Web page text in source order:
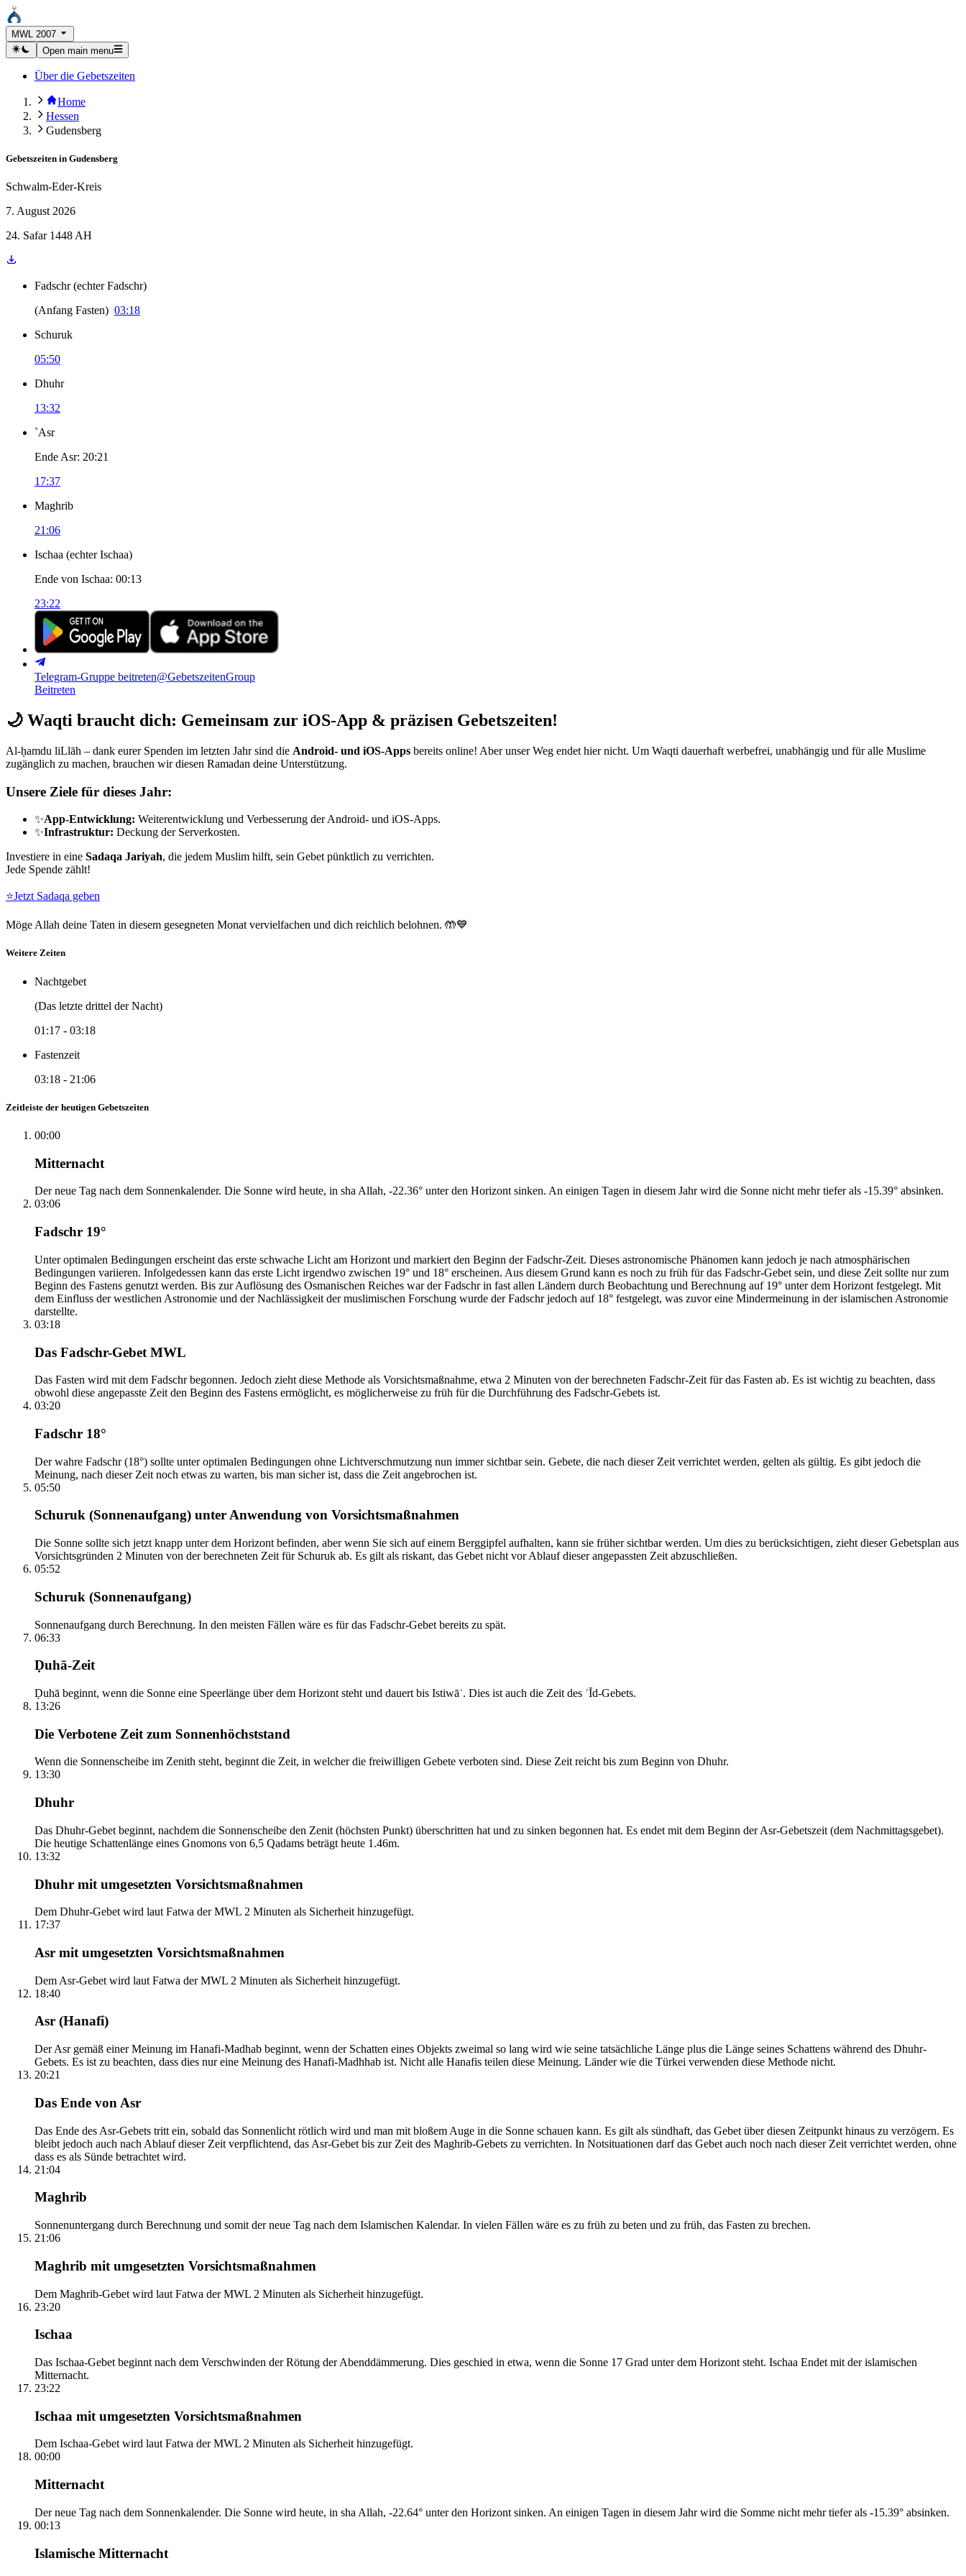
MWL 2007
Open main menu
Über die Gebetszeiten
Home
Hessen
Gudensberg
Gebetszeiten in Gudensberg
Schwalm-Eder-Kreis
7. August 2026
24. Safar 1448 AH
Fadschr (echter Fadschr)
(Anfang Fasten) 03:18
Schuruk
05:50
Dhuhr
13:32
`Asr
Ende Asr: 20:21
17:37
Maghrib
21:06
Ischaa (echter Ischaa)
Ende von Ischaa: 00:13
23:22
Telegram-Gruppe beitreten@GebetszeitenGroup
Beitreten
🌙 Waqti braucht dich: Gemeinsam zur iOS-App & präzisen Gebetszeiten!
Al-ḥamdu liLlāh – dank eurer Spenden im letzten Jahr sind die Android- und iOS-Apps bereits online! Aber unser Weg endet hier nicht. Um Waqti dauerhaft werbefrei, unabhängig und für alle Muslime
zugänglich zu machen, brauchen wir diesen Ramadan deine Unterstützung.
Unsere Ziele für dieses Jahr:
✨App-Entwicklung: Weiterentwicklung und Verbesserung der Android- und iOS-Apps.
✨Infrastruktur: Deckung der Serverkosten.
Investiere in eine Sadaqa Jariyah, die jedem Muslim hilft, sein Gebet pünktlich zu verrichten.
Jede Spende zählt!
⭐Jetzt Sadaqa geben
Möge Allah deine Taten in diesem gesegneten Monat vervielfachen und dich reichlich belohnen. 🤲💙
Weitere Zeiten
Nachtgebet
(Das letzte drittel der Nacht)
01:17 - 03:18
Fastenzeit
03:18 - 21:06
Zeitleiste der heutigen Gebetszeiten
00:00
Mitternacht
Der neue Tag nach dem Sonnenkalender. Die Sonne wird heute, in sha Allah, -22.36° unter den Horizont sinken. An einigen Tagen in diesem Jahr wird die Sonne nicht mehr tiefer als -15.39° absinken.
03:06
Fadschr 19°
Unter optimalen Bedingungen erscheint das erste schwache Licht am Horizont und markiert den Beginn der Fadschr-Zeit. Dieses astronomische Phänomen kann jedoch je nach atmosphärischen
Bedingungen variieren. Infolgedessen kann das erste Licht irgendwo zwischen 19° und 18° erscheinen. Aus diesem Grund kann es noch zu früh für das Fadschr-Gebet sein, und diese Zeit sollte nur zum
Beginn des Fastens genutzt werden. Bis zur Auflösung des Osmanischen Reiches war der Fadschr in fast allen Ländern durch Beobachtung und Berechnung auf 19° unter dem Horizont festgelegt. Mit
dem Einfluss der westlichen Astronomie und der Nachlässigkeit der muslimischen Forschung wurde der Fadschr jedoch auf 18° festgelegt, was zuvor eine Mindermeinung in der islamischen Astronomie
darstellte.
03:18
Das Fadschr-Gebet MWL
Das Fasten wird mit dem Fadschr begonnen. Jedoch zieht diese Methode als Vorsichtsmaßnahme, etwa 2 Minuten von der berechneten Fadschr-Zeit für das Fasten ab. Es ist wichtig zu beachten, dass
obwohl diese angepasste Zeit den Beginn des Fastens ermöglicht, es möglicherweise zu früh für die Durchführung des Fadschr-Gebets ist.
03:20
Fadschr 18°
Der wahre Fadschr (18°) sollte unter optimalen Bedingungen ohne Lichtverschmutzung nun immer sichtbar sein. Gebete, die nach dieser Zeit verrichtet werden, gelten als gültig. Es gibt jedoch die
Meinung, nach dieser Zeit noch etwas zu warten, bis man sicher ist, dass die Zeit angebrochen ist.
05:50
Schuruk (Sonnenaufgang) unter Anwendung von Vorsichtsmaßnahmen
Die Sonne sollte sich jetzt knapp unter dem Horizont befinden, aber wenn Sie sich auf einem Berggipfel aufhalten, kann sie früher sichtbar werden. Um dies zu berücksichtigen, zieht dieser Gebetsplan aus
Vorsichtsgründen 2 Minuten von der berechneten Zeit für Schuruk ab. Es gilt als riskant, das Gebet nicht vor Ablauf dieser angepassten Zeit abzuschließen.
05:52
Schuruk (Sonnenaufgang)
Sonnenaufgang durch Berechnung. In den meisten Fällen wäre es für das Fadschr-Gebet bereits zu spät.
06:33
Ḍuhā-Zeit
Ḍuhā beginnt, wenn die Sonne eine Speerlänge über dem Horizont steht und dauert bis Istiwāʾ. Dies ist auch die Zeit des ʿĪd-Gebets.
13:26
Die Verbotene Zeit zum Sonnenhöchststand
Wenn die Sonnenscheibe im Zenith steht, beginnt die Zeit, in welcher die freiwilligen Gebete verboten sind. Diese Zeit reicht bis zum Beginn von Dhuhr.
13:30
Dhuhr
Das Dhuhr-Gebet beginnt, nachdem die Sonnenscheibe den Zenit (höchsten Punkt) überschritten hat und zu sinken begonnen hat. Es endet mit dem Beginn der Asr-Gebetszeit (dem Nachmittagsgebet).
Die heutige Schattenlänge eines Gnomons von 6,5 Qadams beträgt heute 1.46m.
13:32
Dhuhr mit umgesetzten Vorsichtsmaßnahmen
Dem Dhuhr-Gebet wird laut Fatwa der MWL 2 Minuten als Sicherheit hinzugefügt.
17:37
Asr mit umgesetzten Vorsichtsmaßnahmen
Dem Asr-Gebet wird laut Fatwa der MWL 2 Minuten als Sicherheit hinzugefügt.
18:40
Asr (Hanafi)
Der Asr gemäß einer Meinung im Hanafi-Madhab beginnt, wenn der Schatten eines Objekts zweimal so lang wird wie seine tatsächliche Länge plus die Länge seines Schattens während des Dhuhr-
Gebets. Es ist zu beachten, dass dies nur eine Meinung des Hanafi-Madhhab ist. Nicht alle Hanafis teilen diese Meinung. Länder wie die Türkei verwenden diese Methode nicht.
20:21
Das Ende von Asr
Das Ende des Asr-Gebets tritt ein, sobald das Sonnenlicht rötlich wird und man mit bloßem Auge in die Sonne schauen kann. Es gilt als sündhaft, das Gebet über diesen Zeitpunkt hinaus zu verzögern. Es
bleibt jedoch auch nach Ablauf dieser Zeit verpflichtend, das Asr-Gebet bis zur Zeit des Maghrib-Gebets zu verrichten. In Notsituationen darf das Gebet auch noch nach dieser Zeit verrichtet werden, ohne
dass es als Sünde betrachtet wird.
21:04
Maghrib
Sonnenuntergang durch Berechnung und somit der neue Tag nach dem Islamischen Kalendar. In vielen Fällen wäre es zu früh zu beten und zu früh, das Fasten zu brechen.
21:06
Maghrib mit umgesetzten Vorsichtsmaßnahmen
Dem Maghrib-Gebet wird laut Fatwa der MWL 2 Minuten als Sicherheit hinzugefügt.
23:20
Ischaa
Das Ischaa-Gebet beginnt nach dem Verschwinden der Rötung der Abenddämmerung. Dies geschied in etwa, wenn die Sonne 17 Grad unter dem Horizont steht. Ischaa Endet mit der islamischen
Mitternacht.
23:22
Ischaa mit umgesetzten Vorsichtsmaßnahmen
Dem Ischaa-Gebet wird laut Fatwa der MWL 2 Minuten als Sicherheit hinzugefügt.
00:00
Mitternacht
Der neue Tag nach dem Sonnenkalender. Die Sonne wird heute, in sha Allah, -22.64° unter den Horizont sinken. An einigen Tagen in diesem Jahr wird die Somme nicht mehr tiefer als -15.39° absinken.
00:13
Islamische Mitternacht